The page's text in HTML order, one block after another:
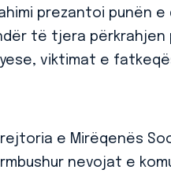
prezantoi punën
të tjera
viktimat e
e Mirëqenës
nevojat e